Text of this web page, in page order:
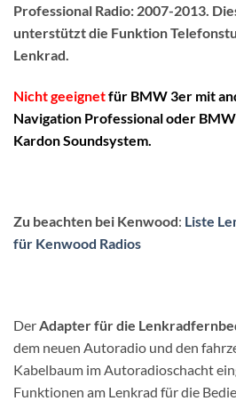
Professional Radio: 2007-2013.
unterstützt die Funktion
Lenkrad.
Nicht geeignetfür BMW 3er mit
Navigation Professional oder
Kardon Soundsystem.
Zu beachten bei Kenwood: Liste
für Kenwood Radios
DerAdapter für die
dem neuen Autoradio und den
Kabelbaum im Autoradioschacht
Funktionen am Lenkrad für die